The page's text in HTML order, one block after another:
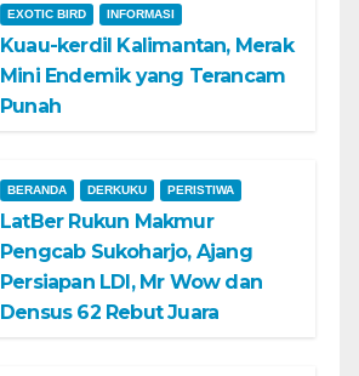
EXOTIC BIRD INFORMASI
Kuau-kerdil Kalimantan, Merak
Mini Endemik yang Terancam
Punah
BERANDA DERKUKU PERISTIWA
LatBer Rukun Makmur
Pengcab Sukoharjo, Ajang
Persiapan LDI, Mr Wow dan
Densus 62 Rebut Juara